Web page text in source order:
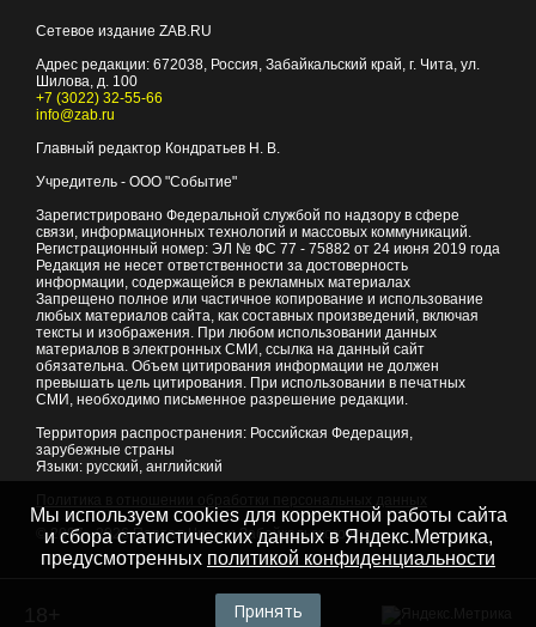
Сетевое издание ZAB.RU
Адрес редакции: 672038 , Россия, Забайкальский край, г. Чита ул.
Шилова, д. 100
+7 (3022) 32-55-66
info@zab.ru
Главный редактор Кондратьев Н. В.
Учредитель - ООО "Событие"
Зарегистрировано Федеральной службой по надзору в сфере
связи, информационных технологий и массовых коммуникаций.
Регистрационный номер: ЭЛ № ФС 77 - 75882 от 24 июня 2019 года
Редакция не несет ответственности за достоверность
информации, содержащейся в рекламных материалах
Запрещено полное или частичное копирование и использование
любых материалов сайта, как составных произведений, включая
тексты и изображения. При любом использовании данных
материалов в электронных СМИ, ссылка на данный сайт
обязательна. Объем цитирования информации не должен
превышать цель цитирования. При использовании в печатных
СМИ, необходимо письменное разрешение редакции.
Территория распространения: Российская Федерация,
зарубежные страны
Языки: русский, английский
© 2007 - 2026Портал Читы и Забайкальского края
Мы используем cookies для корректной работы сайта
и сбора статистических данных в Яндекс.Метрика,
предусмотренных политикой конфиденциальности
Принять